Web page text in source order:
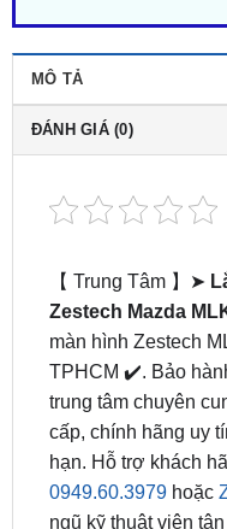
ĐÁNH GIÁ (0)
【 Trung Tâm 】➤
màn hình Zestech
TPHCM ✔️. Bảo
trung tâm chuyên
cấp, chính hãng uy
hạn. Hỗ trợ khách
0949.60.3979hoặc
ngũ kỹ thuật viên
Màn Hình